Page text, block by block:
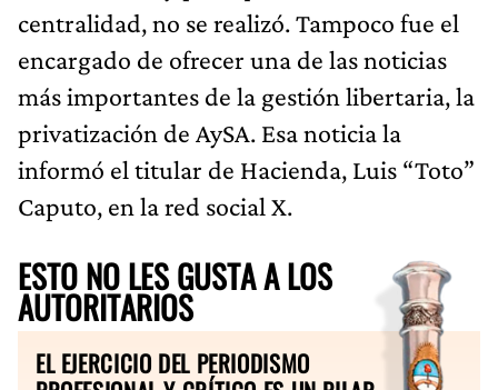
centralidad, no se realizó. Tampoco fue el
encargado de ofrecer una de las noticias
más importantes de la gestión libertaria, la
privatización de AySA. Esa noticia la
informó el titular de Hacienda, Luis “Toto”
Caputo, en la red social X.
ESTO NO LES GUSTA A LOS
AUTORITARIOS
EL EJERCICIO DEL PERIODISMO